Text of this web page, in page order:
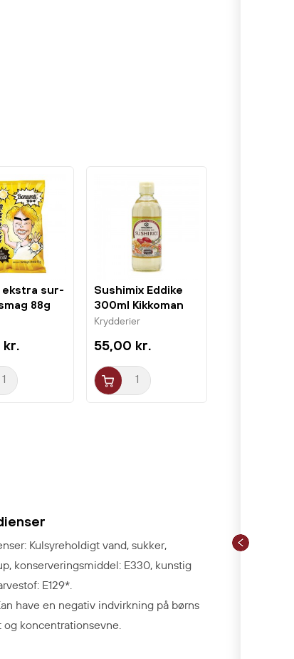
Kulsyreholdigt vand, sukker,
konserveringsmiddel: E330, kunstig
E129*.
have en negativ indvirkning på børns
og koncentrationsevne.
ekstra sur-
88g
Sushimix Eddike
300ml Kikkoman
Krydderier
55,00 kr.